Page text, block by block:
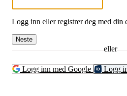
Logg inn eller registrer deg med din
Neste
eller
Logg inn med Google Logg